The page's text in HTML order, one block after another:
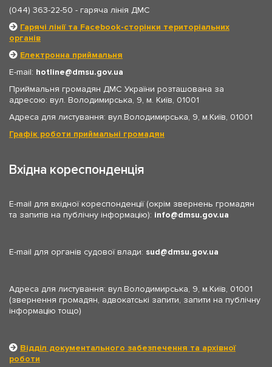
(044) 363-22-50 - гаряча лінія ДМС
Гарячі лінії та Facebook-сторінки територіальних
органів
Електронна приймальня
E-mail: hotline
dmsu.gov.ua
Приймальня громадян ДМС України розташована за
адресою: вул. Володимирська, 9, м. Київ, 01001
Адреса для листування: вул.Володимирська, 9, м.Київ, 01001
Графік роботи приймальні громадян
Вхідна кореспонденція
E-mail для вхідної кореспонденції (окрім звернень громадян
та запитів на публічну інформацію): info dmsu.gov.ua
E-mail для органів судової влади: sud dmsu.gov.ua
Адреса для листування: вул.Володимирська, 9, м.Київ, 01001
(звернення громадян, адвокатські запити, запити на публічну
інформацію тощо)
Відділ документального забезпечення та архівної
роботи